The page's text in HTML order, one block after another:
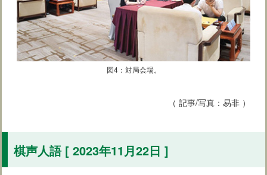
図4：対局会場。
（ 記事/写真：易非 ）
棋声人語 [ 2023年11月22日 ]